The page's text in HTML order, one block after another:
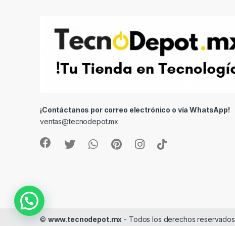
¡Contáctanos por correo electrónico o vía WhatsApp!
ventas@tecnodepot.mx
© www.tecnodepot.mx - Todos los derechos reservados